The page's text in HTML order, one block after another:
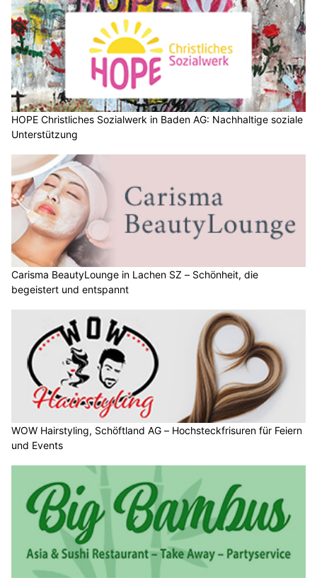
HOPE Christliches Sozialwerk in Baden AG: Nachhaltige soziale
Unterstützung
Carisma BeautyLounge in Lachen SZ – Schönheit, die
begeistert und entspannt
WOW Hairstyling, Schöftland AG – Hochsteckfrisuren für Feiern
und Events